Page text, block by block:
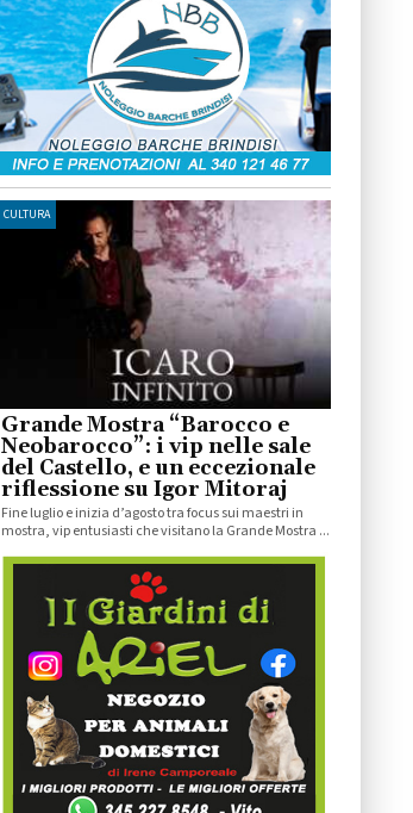
CULTURA
Grande Mostra “Barocco e
Neobarocco”: i vip nelle sale
del Castello, e un eccezionale
riflessione su Igor Mitoraj
Fine luglio e inizia d’agosto tra focus sui maestri in
mostra, vip entusiasti che visitano la Grande Mostra ...